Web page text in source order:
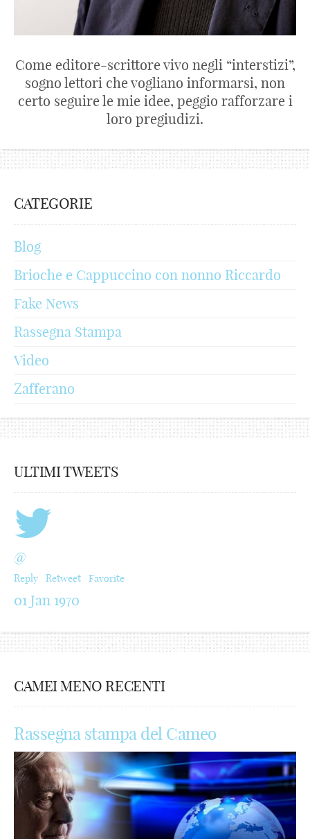
Come editore-scrittore vivo negli “interstizi”,
sogno lettori che vogliano informarsi, non
certo seguire le mie idee, peggio rafforzare i
loro pregiudizi.
CATEGORIE
Blog
Brioche e Cappuccino con nonno Riccardo
Fake News
Rassegna Stampa
Video
Zafferano
ULTIMI TWEETS
@
Reply Retweet Favorite
01 Jan 1970
CAMEI MENO RECENTI
Rassegna stampa del Cameo